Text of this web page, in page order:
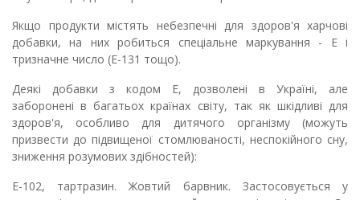
Якщо продукти містять небезпечні для здоров'я харчові
добавки, на них робиться спеціальне маркування - Е і
тризначне число (Е-131 тощо).
Деякі добавки з кодом Е, дозволені в Україні, але
заборонені в багатьох країнах світу, так як шкідливі для
здоров'я, особливо для дитячого організму (можуть
призвести до підвищеної стомлюваності, неспокійного сну,
зниження розумових здібностей):
Е-102, тартразин. Жовтий барвник. Застосовується у